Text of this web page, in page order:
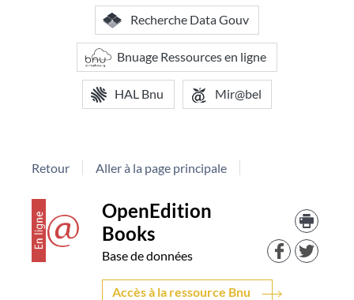
Recherche Data Gouv
Bnuage Ressources en ligne
HAL Bnu Mir@bel
Retour Aller à la page principale
Détail
document
OpenEdition
Books
Base de données
Accès à la ressource Bnu